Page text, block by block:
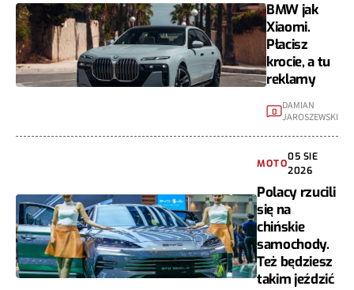
BMW jak
Xiaomi.
Płacisz
krocie, a tu
reklamy
0
DAMIAN
JAROSZEWSKI
MOTO
05 SIE
2026
Polacy rzucili
się na
chińskie
samochody.
Też będziesz
takim jeździć